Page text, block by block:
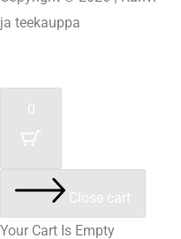
ja teekauppa
0
Close cart
Your Cart Is Empty